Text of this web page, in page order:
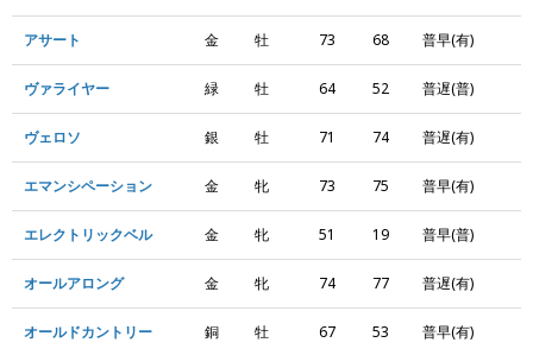
アサート 金 牡 73 68 普早(有)
ヴァライヤー 緑 牡 64 52 普遅(普)
ヴェロソ 銀 牡 71 74 普遅(有)
エマンシペーション 金 牝 73 75 普早(有)
エレクトリックベル 金 牝 51 19 普早(普)
オールアロング 金 牝 74 77 普遅(有)
オールドカントリー 銅 牡 67 53 普早(有)